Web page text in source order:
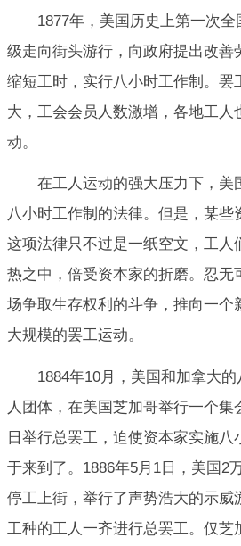
1877年，美国历史上第一次
级走向街头游行，向政府提出改善
缩短工时，实行八小时工作制。罢
大，工会会员人数激增，各地工人
动。
在工人运动的强大压力下，美
八小时工作制的法律。但是，某些
这项法律只不过是一纸空文，工人
热之中，倍受资本家的折磨。忍无
场争取生存权利的斗争，推向一个
大规模的罢工运动。
1884年10月，美国和加拿大
人团体，在美国芝加哥举行一个集
日举行总罢工，迫使资本家实施八
于来到了。1886年5月1日，美国2
停工上街，举行了声势浩大的示威
工种的工人一齐进行总罢工。仅芝